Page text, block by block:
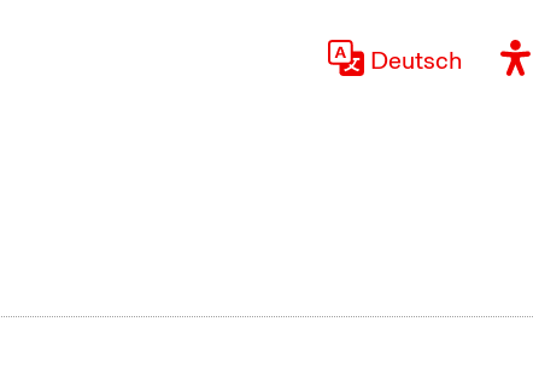
Deutsch